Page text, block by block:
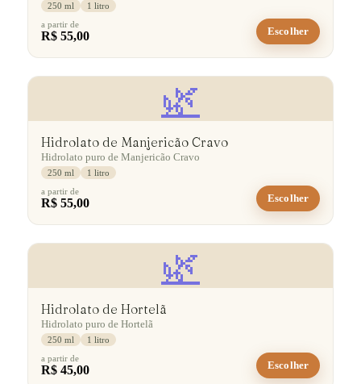
250 ml
1 litro
a partir de
R$ 55,00 Escolher
🌿
Hidrolato de Manjericão Cravo
Hidrolato puro de Manjericão Cravo
250 ml
1 litro
a partir de
R$ 55,00 Escolher
🌿
Hidrolato de Hortelã
Hidrolato puro de Hortelã
250 ml
1 litro
a partir de
R$ 45,00 Escolher